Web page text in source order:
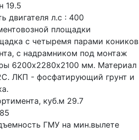
19.5
двигателя л.с : 400
площадки
с четыремя парами коников
с надрамником под монтаж
6200х2280х2100 мм. Материал
ЛКП - фосфатирующий грунт и
куб.м 29.7
ГМУ на мин.вылете